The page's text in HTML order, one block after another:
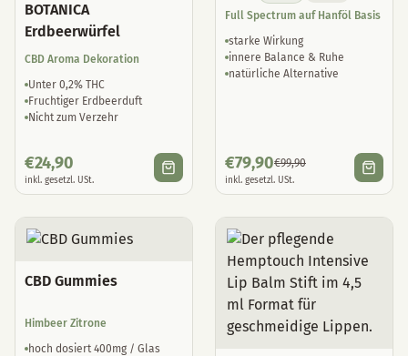
BOTANICA
Erdbeerwürfel
CBD Aroma Dekoration
Unter 0,2% THC
Fruchtiger Erdbeerduft
Nicht zum Verzehr
€24,90
inkl. gesetzl. USt.
Full Spectrum auf Hanföl Basis
starke Wirkung
innere Balance & Ruhe
natürliche Alternative
€79,90€99,90
inkl. gesetzl. USt.
CBD Gummies
Himbeer Zitrone
hoch dosiert 400mg / Glas